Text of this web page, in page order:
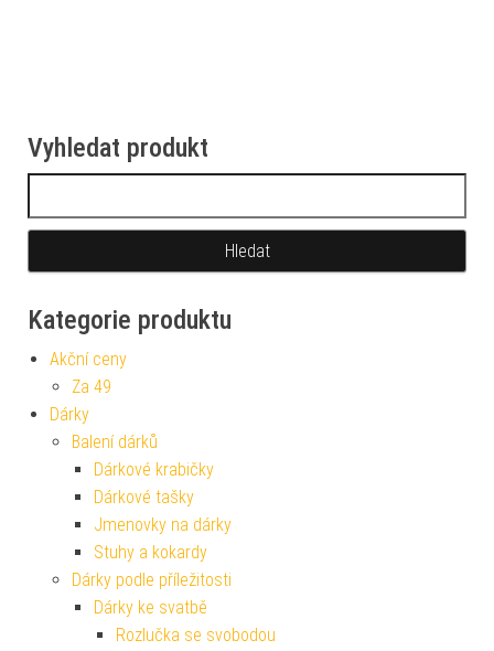
Vyhledat produkt
Kategorie produktu
Akční ceny
Za 49
Dárky
Balení dárků
Dárkové krabičky
Dárkové tašky
Jmenovky na dárky
Stuhy a kokardy
Dárky podle příležitosti
Dárky ke svatbě
Rozlučka se svobodou